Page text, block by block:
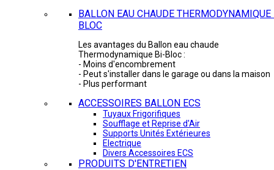
BALLON EAU CHAUDE
BLOC
Les avantages du Ballon eau chaude
Thermodynamique Bi-Bloc :
- Moins d'encombrement
- Peut s'installer dans le garage ou dans la maison
- Plus performant
ACCESSOIRES BALLON ECS
Tuyaux Frigorifiques
Soufflage et Reprise d'Air
Supports Unités Extérieures
Electrique
Divers Accessoires ECS
PRODUITS D'ENTRETIEN